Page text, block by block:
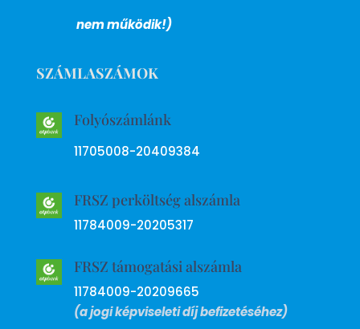
nem működik!)
SZÁMLASZÁMOK
Folyószámlánk
11705008-20409384
FRSZ perköltség alszámla
11784009-20205317
FRSZ támogatási alszámla
11784009-20209665
(a jogi képviseleti díj befizetéséhez)